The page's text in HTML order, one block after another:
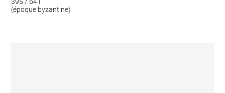
395 / 641
(époque byzantine)